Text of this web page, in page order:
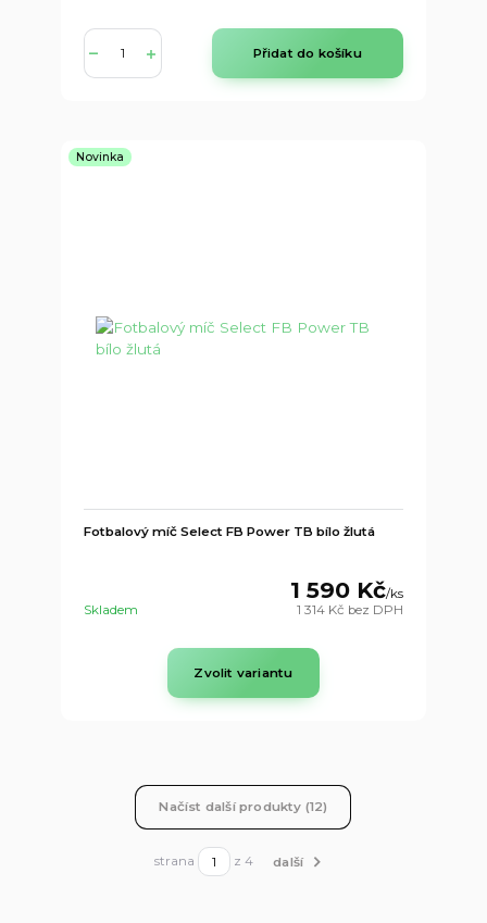
Přidat do košíku
Novinka
Fotbalový míč Select FB Power TB bílo žlutá
1 590 Kč/ks
1 314 Kč bez DPH
Skladem
Zvolit variantu
Načíst další produkty (12)
strana z 4 další